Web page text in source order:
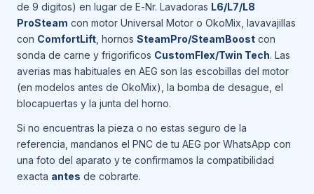
de 9 digitos) en lugar de E-Nr. Lavadoras L6/L7/L8
ProSteam con motor Universal Motor o OkoMix, lavavajillas
con ComfortLift , hornos SteamPro/SteamBoost con
sonda de carne y frigorificos CustomFlex/Twin Tech. Las
averias mas habituales en AEG son las escobillas del motor
(en modelos antes de OkoMix), la bomba de desague, el
blocapuertas y la junta del horno.
Si no encuentras la pieza o no estas seguro de la
referencia, mandanos el PNC de tu AEG por WhatsApp con
una foto del aparato y te confirmamos la compatibilidad
exacta antes de cobrarte.